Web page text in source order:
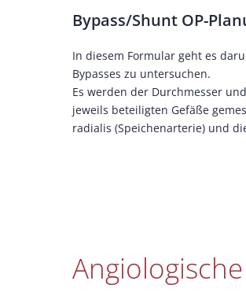
Bypass/Shunt OP-
In diesem Formular geht es
Bypasses zu untersuchen.
Es werden der Durchmesser
jeweils beteiligten Gefäße
radialis (Speichenarterie) und